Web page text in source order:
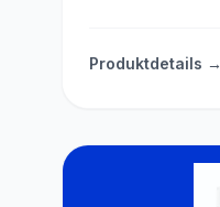
Produktdetails →